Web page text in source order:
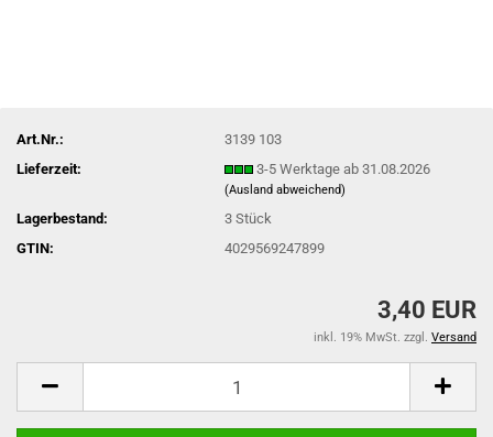
Art.Nr.:
3139 103
Lieferzeit:
3-5 Werktage ab 31.08.2026
(Ausland abweichend)
Lagerbestand: 3Stück
GTIN:
4029569247899
3,40 EUR
inkl. 19% MwSt. zzgl. Versand